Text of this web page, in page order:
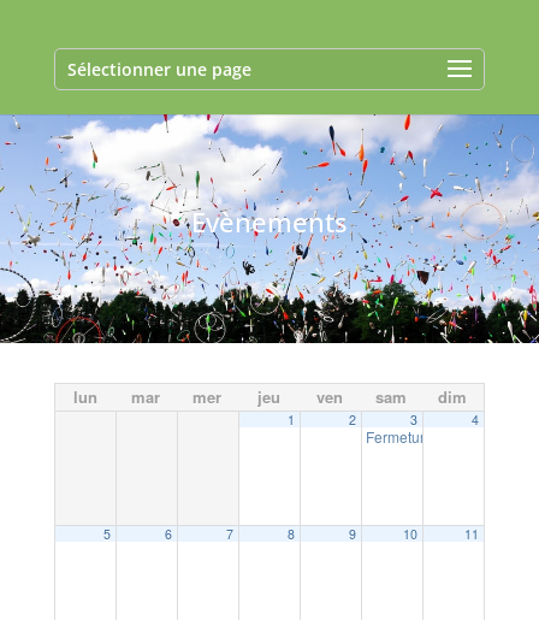
Sélectionner une page
Evènements
lun mar mer jeu ven sam dim
1 2 3
Fermeture
4
5 6 7 8 9 10 11